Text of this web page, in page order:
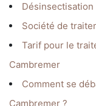
Société de
Tarif pour le
Cambremer
Comment se
Cambremer ?